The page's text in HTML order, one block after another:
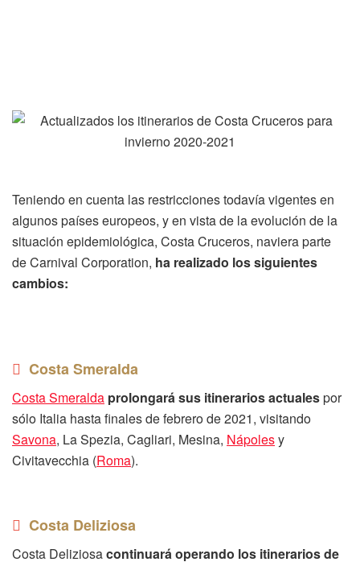
Teniendo en cuenta las restricciones todavía vigentes en
algunos países europeos, y en vista de la evolución de la
situación epidemiológica, Costa Cruceros, naviera parte
de Carnival Corporation, ha realizado los siguientes
cambios:
Costa Smeralda
Costa Smeralda prolongará sus itinerarios actualespor
sólo Italia hasta finales de febrero de 2021, visitando
Savona, La Spezia, Cagliari, Mesina, Nápolesy
Civitavecchia (Roma).
Costa Deliziosa
Costa Deliziosacontinuará operando los itinerarios de